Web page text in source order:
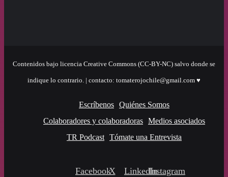
Contenidos bajo licencia Creative Commons (CC-BY-NC) salvo donde se
indique lo contrario. | contacto: tomaterojochile@gmail.com ♥
Escríbenos Quiénes Somos
Colaboradores y colaboradoras Medios asociados
TR Podcast Tómate una Entrevista
FacebookX LinkedInInstagram